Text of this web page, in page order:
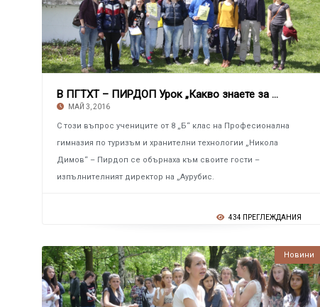
В ПГТХТ – ПИРДОП Урок „Какво знаете за Пирдоп
МАЙ 3, 2016
С този въпрос учениците от 8 „Б“ клас на Професионална
гимназия по туризъм и хранителни технологии „Никола
Димов“ – Пирдоп се обърнаха към своите гости –
изпълнителният директор на „Аурубис.
434 ПРЕГЛЕЖДАНИЯ
Новини